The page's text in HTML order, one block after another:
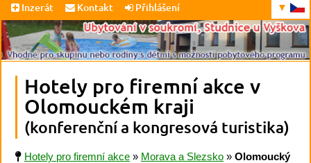
Inzerát Kontakt Přihlášení
Hotely pro firemní akce v
Olomouckém kraji
(konferenční a kongresová turistika)
Hotely pro firemní akce » Morava a Slezsko » Olomoucký